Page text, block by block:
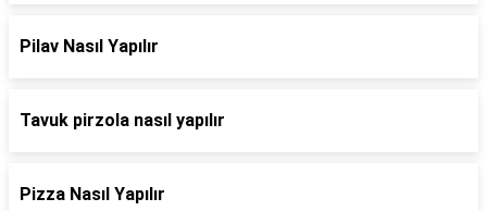
Pilav Nasıl Yapılır
Tavuk pirzola nasıl yapılır
Pizza Nasıl Yapılır